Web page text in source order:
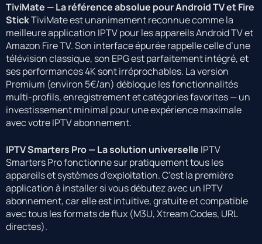
TiviMate — La référence absolue pour Android TV et Fire
StickTiviMate est unanimement reconnue comme la
meilleure application IPTV pour les appareils Android TV et
Amazon Fire TV. Son interface épurée rappelle celle d’une
télévision classique, son EPG est parfaitement intégré, et
ses performances 4K sont irréprochables. La version
Premium (environ 5€/an) débloque les fonctionnalités
multi-profils, enregistrement et catégories favorites — un
investissement minimal pour une expérience maximale
avec votre IPTV abonnement.
IPTV Smarters Pro — La solution universelle IPTV
Smarters Pro fonctionne sur pratiquement tous les
appareils et systèmes d’exploitation. C’est la première
application à installer si vous débutez avec un IPTV
abonnement, car elle est intuitive, gratuite et compatible
avec tous les formats de flux (M3U, Xtream Codes, URL
directes).